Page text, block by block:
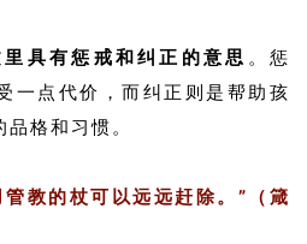
具有惩戒和纠正的意思 。惩
一点代价，而纠正则是帮助孩
格和习惯。
教的杖可以远远赶除。”（箴